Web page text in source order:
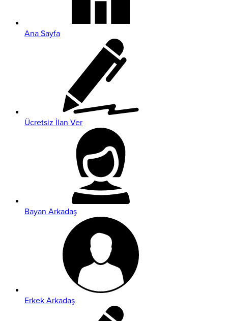
Ana Sayfa
Ücretsiz İlan Ver
Bayan Arkadaş
Erkek Arkadaş